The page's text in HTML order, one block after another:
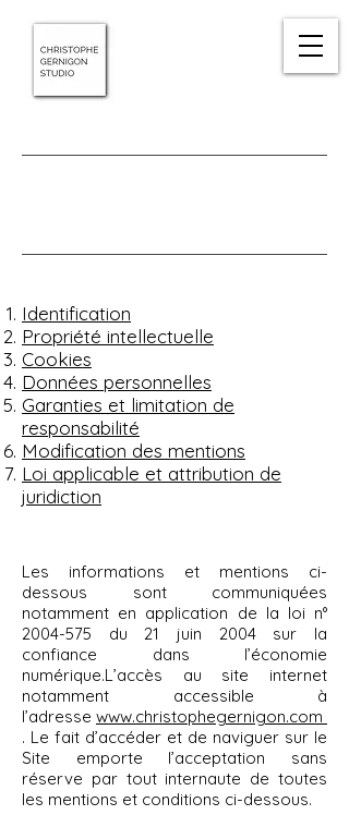
Identification
Propriété intellectuelle
Cookies
Données personnelles
Garanties et limitation de
responsabilité
Modification des mentions
Loi applicable et attribution de
juridiction
Les informations et mentions ci-
dessous sont communiquées
notamment en application de la loi n°
2004-575 du 21 juin 2004 sur la
confiance dans l’économie
numérique.L’accès au site internet
notamment accessible à
l’adresse www.christophegernigon.com
. Le fait d’accéder et de naviguer sur le
Site emporte l’acceptation sans
réserve par tout internaute de toutes
les mentions et conditions ci-dessous.​